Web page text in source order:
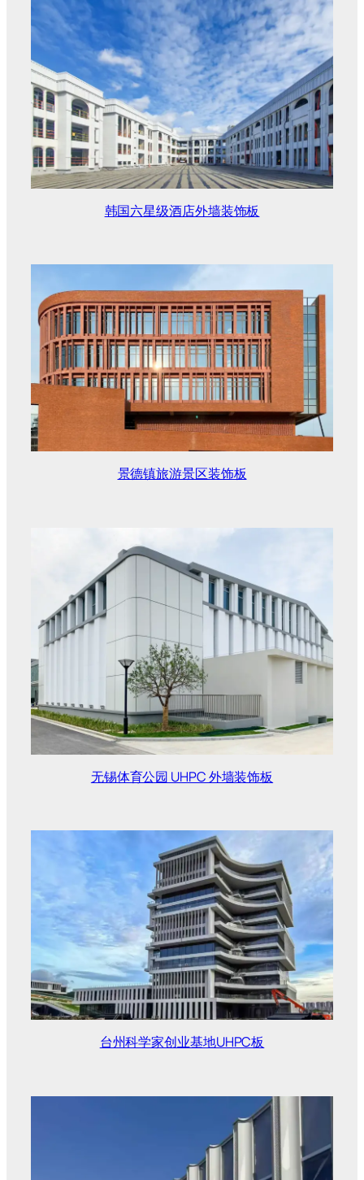
韩国六星级酒店外墙装饰板
景德镇旅游景区装饰板
无锡体育公园 UHPC 外墙装饰板
台州科学家创业基地UHPC板